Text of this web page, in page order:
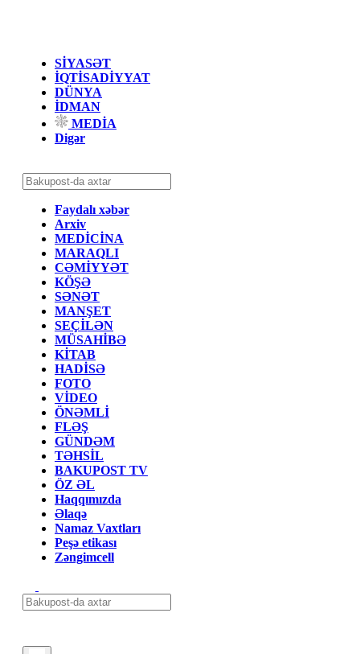
SİYASƏT
İQTİSADİYYAT
DÜNYA
İDMAN
MEDİA
Digər
Faydalı xəbər
Arxiv
MEDİCİNA
MARAQLI
CƏMİYYƏT
KÖŞƏ
SƏNƏT
MANŞET
SEÇİLƏN
MÜSAHİBƏ
KİTAB
HADİSƏ
FOTO
VİDEO
ÖNƏMLİ
FLƏŞ
GÜNDƏM
TƏHSİL
BAKUPOST TV
ÖZ ƏL
Haqqımızda
Əlaqə
Namaz Vaxtları
Peşə etikası
Zəngimcell